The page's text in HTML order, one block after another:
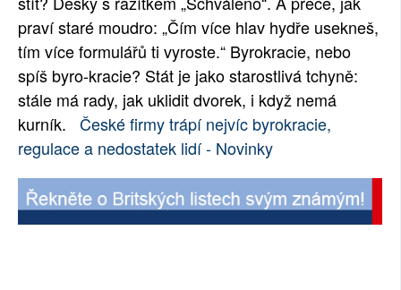
praví staré moudro: „Čím více hlav hydře usekneš,
tím více formulářů ti vyroste.“ Byrokracie, nebo
spíš byro-kracie? Stát je jako starostlivá tchyně:
stále má rady, jak uklidit dvorek, i když nemá
kurník. České firmy trápí nejvíc byrokracie,
regulace a nedostatek lidí - Novinky